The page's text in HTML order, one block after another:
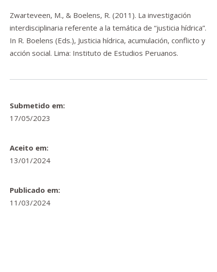
Zwarteveen, M., & Boelens, R. (2011). La investigación
interdisciplinaria referente a la temática de “justicia hídrica”.
In R. Boelens (Eds.), Justicia hídrica, acumulación, conflicto y
acción social. Lima: Instituto de Estudios Peruanos.
Submetido em:
17/05/2023
Aceito em:
13/01/2024
Publicado em:
11/03/2024